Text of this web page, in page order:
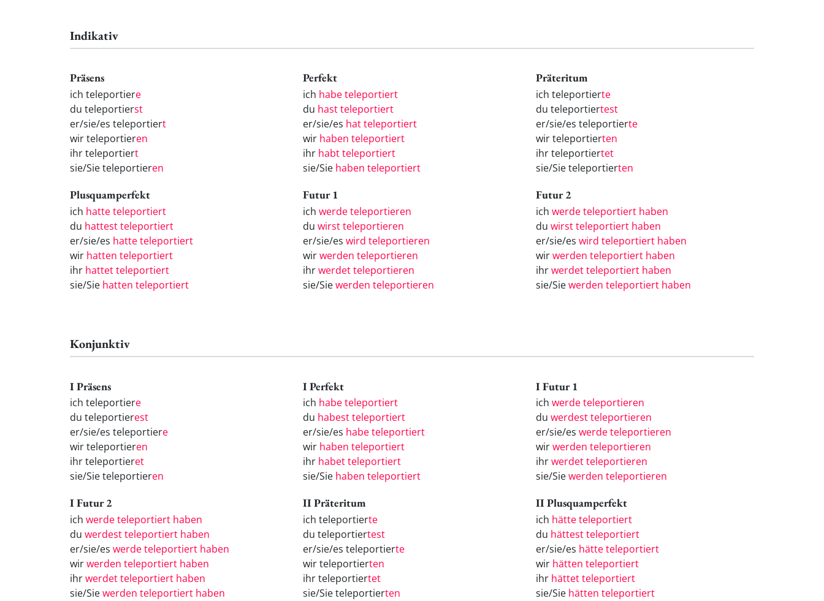
Indikativ
Präsens
ich teleportiere
du teleportierst
er/sie/es teleportiert
wir teleportieren
ihr teleportiert
sie/Sie teleportieren
Perfekt
ich habe teleportiert
du hast teleportiert
er/sie/es hat teleportiert
wir haben teleportiert
ihr habt teleportiert
sie/Sie haben teleportiert
Präteritum
ich teleportierte
du teleportiertest
er/sie/es teleportierte
wir teleportierten
ihr teleportiertet
sie/Sie teleportierten
Plusquamperfekt
ich hatte teleportiert
du hattest teleportiert
er/sie/es hatte teleportiert
wir hatten teleportiert
ihr hattet teleportiert
sie/Sie hatten teleportiert
Futur 1
ich werde teleportieren
du wirst teleportieren
er/sie/es wird teleportieren
wirwerden teleportieren
ihrwerdet teleportieren
sie/Siewerden teleportieren
Futur 2
ich werde teleportiert haben
du wirst teleportiert haben
er/sie/es wird teleportiert haben
wirwerden teleportiert haben
ihrwerdet teleportiert haben
sie/Siewerden teleportiert haben
Konjunktiv
I Präsens
ich teleportiere
du teleportierest
er/sie/es teleportiere
wir teleportieren
ihr teleportieret
sie/Sie teleportieren
I Perfekt
ich habe teleportiert
du habest teleportiert
er/sie/es habe teleportiert
wir haben teleportiert
ihr habet teleportiert
sie/Sie haben teleportiert
I Futur 1
ich werde teleportieren
du werdest teleportieren
er/sie/es werde teleportieren
wirwerden teleportieren
ihrwerdet teleportieren
sie/Siewerden teleportieren
I Futur 2
ich werde teleportiert haben
du werdest teleportiert haben
er/sie/es werde teleportiert haben
wirwerden teleportiert haben
ihrwerdet teleportiert haben
sie/Siewerden teleportiert haben
II Präteritum
ich teleportierte
du teleportiertest
er/sie/es teleportierte
wir teleportierten
ihr teleportiertet
sie/Sie teleportierten
II Plusquamperfekt
ich hätte teleportiert
du hättest teleportiert
er/sie/es hätte teleportiert
wir hätten teleportiert
ihr hättet teleportiert
sie/Sie hätten teleportiert